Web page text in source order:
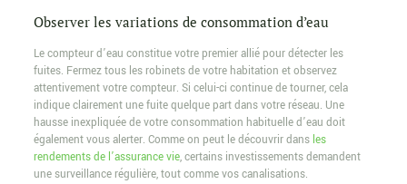
Observer les variations de consommation d’eau
Le compteur d’eau constitue votre premier allié pour détecter les
fuites. Fermez tous les robinets de votre habitation et observez
attentivement votre compteur. Si celui-ci continue de tourner, cela
indique clairement une fuite quelque part dans votre réseau. Une
hausse inexpliquée de votre consommation habituelle d’eau doit
également vous alerter. Comme on peut le découvrir dans les
rendements de l’assurance vie, certains investissements demandent
une surveillance régulière, tout comme vos canalisations.